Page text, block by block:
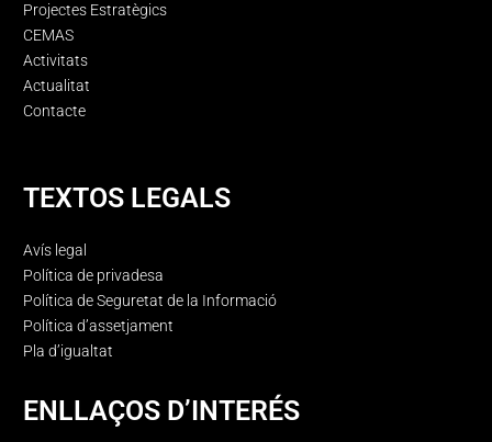
Projectes Estratègics
CEMAS
Activitats
Actualitat
Contacte
TEXTOS LEGALS
Avís legal
Política de privadesa
Política de Seguretat de la Informació
Política d’assetjament
Pla d’igualtat
ENLLAÇOS D’INTERÉS